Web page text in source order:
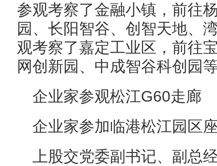
参观考察了金融小镇，前往
园、长阳智谷、创智天地、
观考察了嘉定工业区，前往
网创新园、中成智谷科创园
企业家参观松江G60走廊
企业家参加临港松江园区
上股交党委副书记、副总